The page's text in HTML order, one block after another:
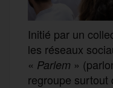
Initié par un
les réseaux
« Parlem »
regroupe surtout